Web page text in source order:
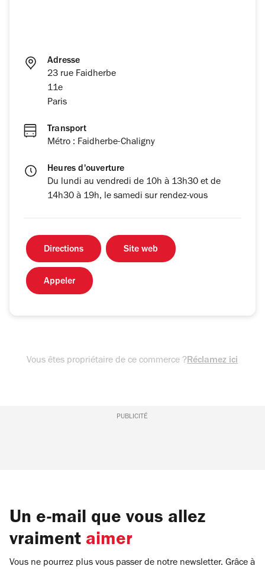
Adresse
23 rue Faidherbe
11e
Paris
Transport
Métro : Faidherbe-Chaligny
Heures d'ouverture
Du lundi au vendredi de 10h à 13h30 et de
14h30 à 19h, le samedi sur rendez-vous
Directions Site web
Appeler
Vous êtes propriétaire de ce commerce ?Réclamez ici
PUBLICITÉ
Un e-mail que vous allez
vraiment aimer
Vous ne pourrez plus vous passer de notre newsletter. Grâce à